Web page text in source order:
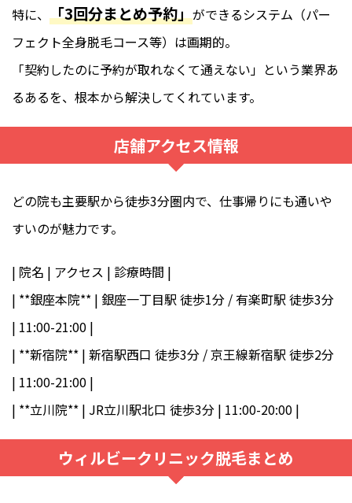
特に、 「3回分まとめ予約」ができるシステム（パー
フェクト全身脱毛コース等）は画期的。
「契約したのに予約が取れなくて通えない」という業界あ
るあるを、根本から解決してくれています。
店舗アクセス情報
どの院も主要駅から徒歩3分圏内で、仕事帰りにも通いや
すいのが魅力です。
| 院名 | アクセス | 診療時間 |
| **銀座本院** | 銀座一丁目駅 徒歩1分 / 有楽町駅 徒歩3分
| 11:00-21:00 |
| **新宿院** | 新宿駅西口 徒歩3分 / 京王線新宿駅 徒歩2分
| 11:00-21:00 |
| **立川院** | JR立川駅北口 徒歩3分 | 11:00-20:00 |
ウィルビークリニック脱毛まとめ